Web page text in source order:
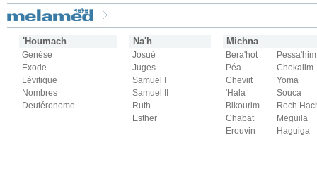
'Houmach
Genèse
Exode
Lévitique
Nombres
Deutéronome
Na'h
Josué
Juges
Samuel I
Samuel II
Ruth
Esther
Michna
Bera'hot
Péa
Cheviit
'Hala
Bikourim
Chabat
Erouvin
Pessa'him
Chekalim
Yoma
Souca
Roch
Meguila
Haguiga